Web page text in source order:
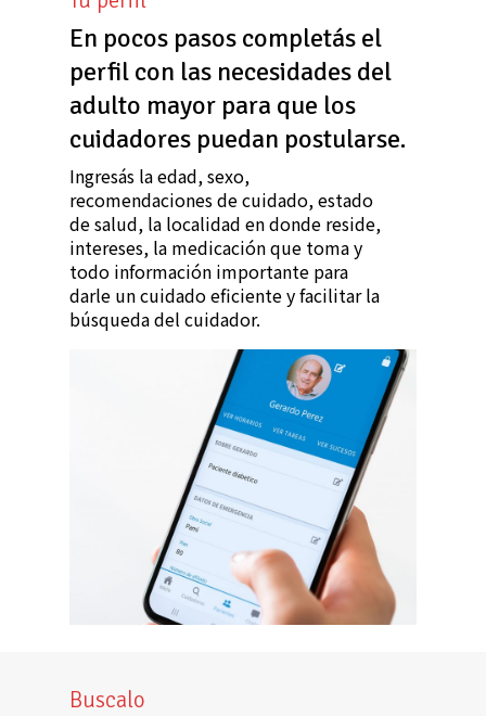
En pocos pasos completás el
perfil con las necesidades del
adulto mayor para que los
cuidadores puedan postularse.
Ingresás la edad, sexo,
recomendaciones de cuidado, estado
de salud, la localidad en donde reside,
intereses, la medicación que toma y
todo información importante para
darle un cuidado eficiente y facilitar la
búsqueda del cuidador.
Buscalo